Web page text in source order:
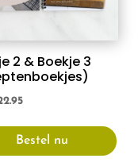
2 & Boekje 3
Huidige
is:
Bestel nu